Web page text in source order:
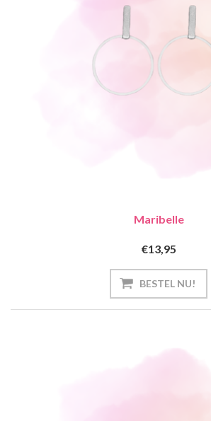
Maribelle
€13,95